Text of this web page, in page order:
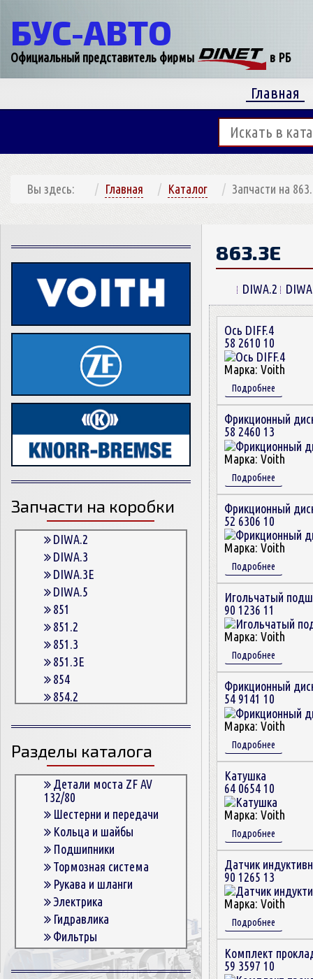
БУС-АВТО
Официальный представитель фирмы в РБ
Главная
Вы здесь: Главная Каталог Запчасти на
Запчасти на коробки
DIWA.2
DIWA.3
DIWA.3E
DIWA.5
851
851.2
851.3
851.3E
854
854.2
854.3
854.3E
854.5
863
863.3
863.3E
864.5
Разделы каталога
Детали моста ZF AV
132/80
Шестерни и передачи
Кольца и шайбы
Подшипники
Тормозная система
Рукава и шланги
Электрика
Гидравлика
Фильтры
Корпусные детали
Пружины и болты
863.3E
DIWA.2
Ось DIFF.4
58 2610 10
Марка: Voith
Подробнее
Фрикционный
58 2460 13
Марка: Voith
Подробнее
Фрикционный
52 6306 10
Марка: Voith
Подробнее
Игольчатый
90 1236 11
Марка: Voith
Подробнее
Фрикционный
54 9141 10
Марка: Voith
Подробнее
Катушка
64 0654 10
Марка: Voith
Подробнее
Датчик
90 1265 13
Марка: Voith
Подробнее
Комплект
59 3597 10